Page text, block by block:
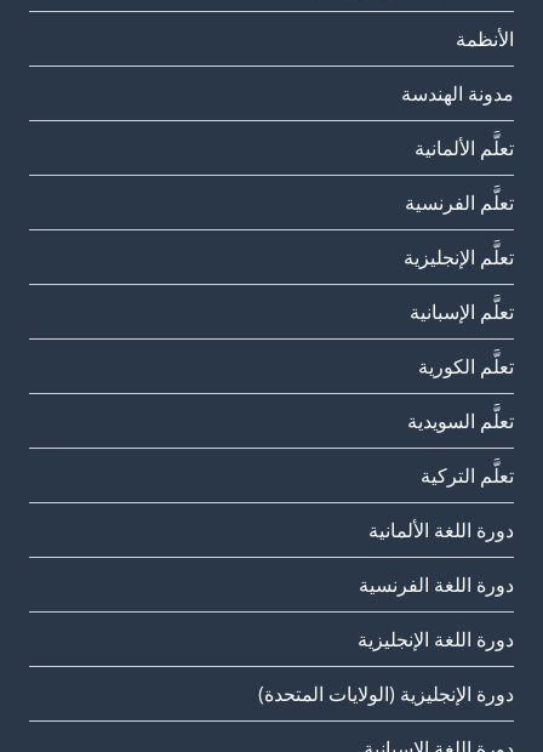
الأنظمة
مدونة الهندسة
تعلَّم الألمانية
تعلَّم الفرنسية
تعلَّم الإنجليزية
تعلَّم الإسبانية
تعلَّم الكورية
تعلَّم السويدية
تعلَّم التركية
دورة اللغة الألمانية
دورة اللغة الفرنسية
دورة اللغة الإنجليزية
دورة الإنجليزية (الولايات المتحدة)